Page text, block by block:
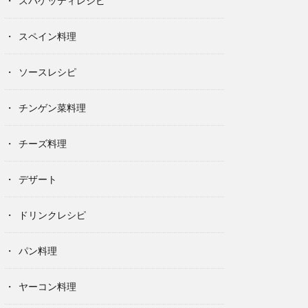
スペイン料理
ソースレシピ
チンゲン菜料理
チーズ料理
デザート
ドリンクレシピ
パン料理
ヤーコン料理